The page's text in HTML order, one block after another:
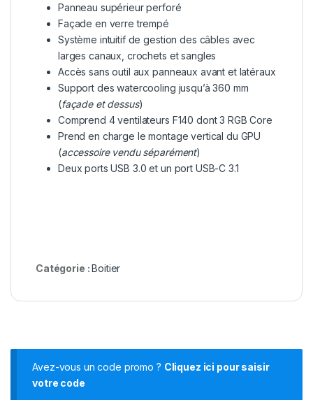
Panneau supérieur perforé
Façade en verre trempé
Système intuitif de gestion des câbles avec
larges canaux, crochets et sangles
Accès sans outil aux panneaux avant et latéraux
Support des watercooling jusqu’à 360 mm
(façade et dessus)
Comprend 4 ventilateurs F140 dont 3 RGB Core
Prend en charge le montage vertical du GPU
(accessoire vendu séparément)
Deux ports USB 3.0 et un port USB-C 3.1
Catégorie :Boitier
Avez-vous un code promo ? Cliquez ici pour saisir
votre code